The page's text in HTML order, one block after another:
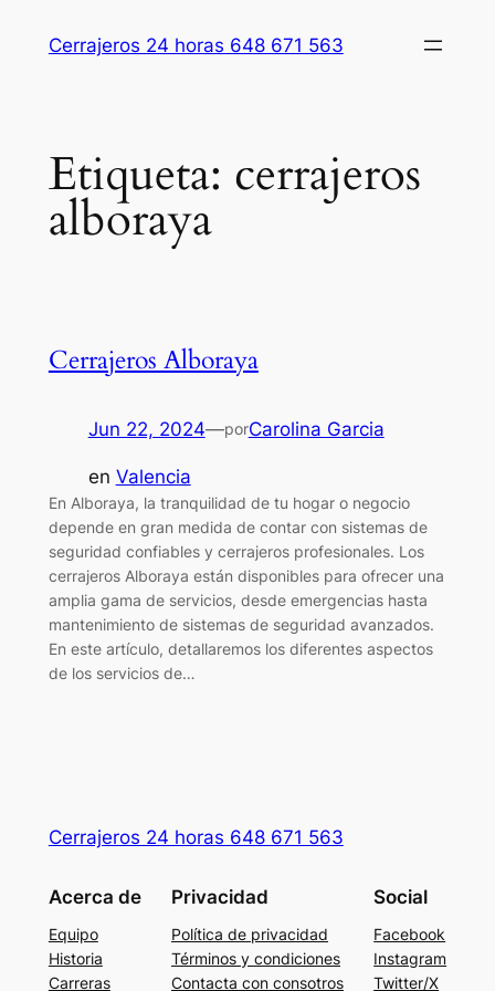
Cerrajeros 24 horas 648 671 563
Etiqueta: cerrajeros
alboraya
Cerrajeros Alboraya
Jun 22, 2024—porCarolina Garcia
en Valencia
En Alboraya, la tranquilidad de tu hogar o negocio
depende en gran medida de contar con sistemas de
seguridad confiables y cerrajeros profesionales. Los
cerrajeros Alboraya están disponibles para ofrecer una
amplia gama de servicios, desde emergencias hasta
mantenimiento de sistemas de seguridad avanzados.
En este artículo, detallaremos los diferentes aspectos
de los servicios de…
Cerrajeros 24 horas 648 671 563
Acerca de
Equipo
Historia
Carreras
Privacidad
Política de privacidad
Términos y condiciones
Contacta con consotros
Social
Facebook
Instagram
Twitter/X